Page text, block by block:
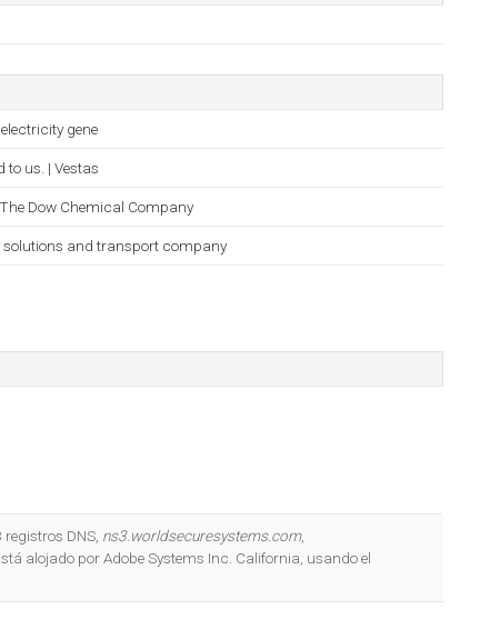
gene
to us. | Vestas
Dow Chemical Company
solutions and transport company
DNS, ns3.worldsecuresystems.com,
alojado por Adobe Systems Inc. California, usando el